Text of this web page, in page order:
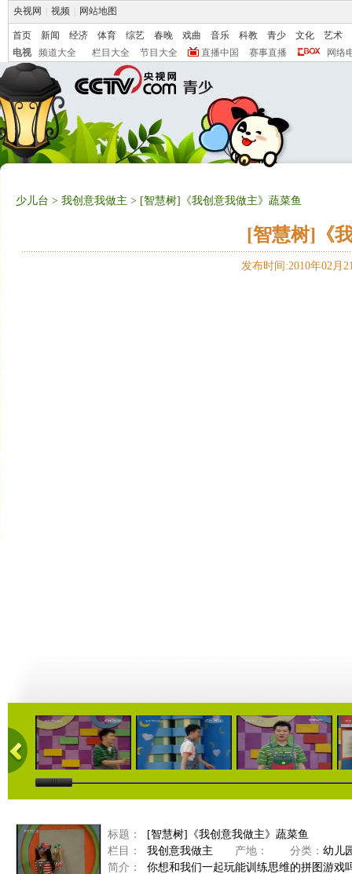
央视网 视频 网站地图
首页 新闻 经济 体育 综艺 春晚 戏曲 音乐 科教 青少 文化
艺术
电视
频道大全 栏目大全 节目大全 直播中国 赛事直播 网络
少儿台 > 我创意我做主 > [智慧树]《我创意我做主》蔬菜鱼
[智慧树]《
发布时间:2010年02月
10:34 09:54 11:14
标题：
[智慧树]《我创意我做主》蔬菜鱼
栏目：
我创意我做主 产地： 分类： 幼儿
简介：
你想和我们一起玩能训练思维的拼图游戏